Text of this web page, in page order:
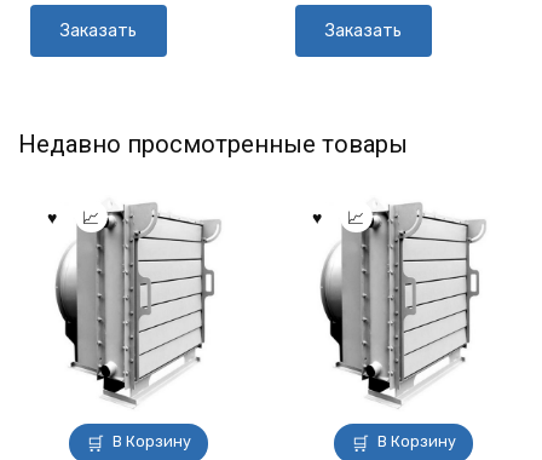
Заказать Заказать
Недавно просмотренные товары
В Корзину В Корзину